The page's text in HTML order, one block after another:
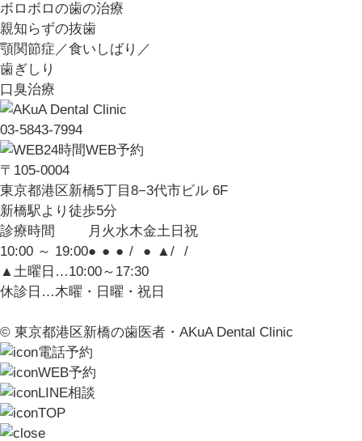
ボロボロの歯の治療
親知らずの抜歯
顎関節症／食いしばり／
歯ぎしり
口臭治療
03-5843-7994
24時間WEB予約
〒105-0004
東京都港区新橋5丁目8−3代市ビル 6F
新橋駅より徒歩5分
診療時間
月 火水木金土 日 祝
10:00 ～ 19:00● ● ● / ● ▲/
/
▲土曜日…10:00～17:30
休診日…木曜・日曜・祝日
© 東京都港区新橋の歯医者・AKuA Dental Clinic
電話予約
WEB予約
LINE相談
TOP